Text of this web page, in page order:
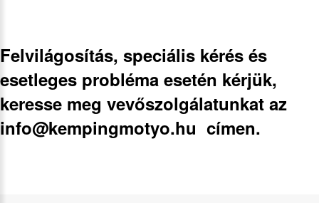
Felvilágosítás, speciális kérés és
esetleges probléma esetén kérjük,
keresse meg vevőszolgálatunkat az
info@kempingmotyo.hu címen.